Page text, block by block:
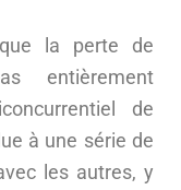
la perte de
entièrement
de
à une série de
les autres, y